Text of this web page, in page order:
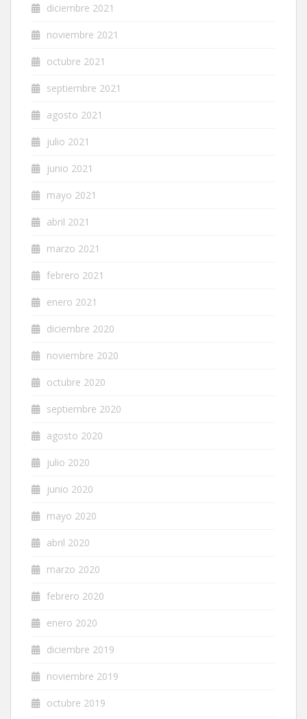
diciembre 2021
noviembre 2021
octubre 2021
septiembre 2021
agosto 2021
julio 2021
junio 2021
mayo 2021
abril 2021
marzo 2021
febrero 2021
enero 2021
diciembre 2020
noviembre 2020
octubre 2020
septiembre 2020
agosto 2020
julio 2020
junio 2020
mayo 2020
abril 2020
marzo 2020
febrero 2020
enero 2020
diciembre 2019
noviembre 2019
octubre 2019